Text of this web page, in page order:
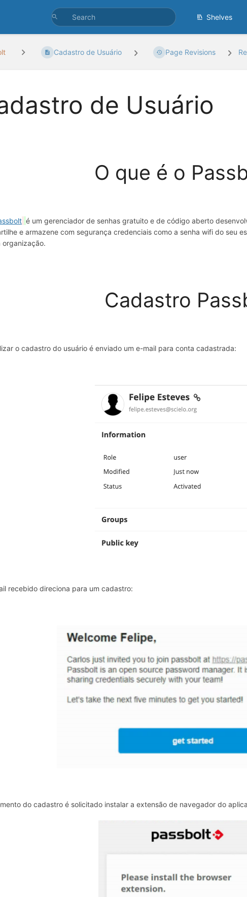
Shelves
Cadastro de Usuário Page Revisions
de Usuário
O que é o
é um gerenciador de senhas gratuito e de código aberto
e armazene com segurança credenciais como a senha wifi do seu
organização.
Cadastro
o cadastro do usuário é enviado um e-mail para conta cadastrada:
recebido direciona para um cadastro:
do cadastro é solicitado instalar a extensão de navegador do